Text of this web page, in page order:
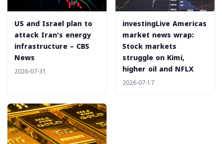
US and Israel plan to
attack Iran's energy
infrastructure – CBS
News
2026-07-31
investingLive Americas
market news wrap:
Stock markets
struggle on Kimi,
higher oil and NFLX
2026-07-17